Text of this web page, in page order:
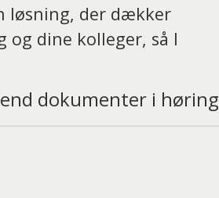
løsning, der dækker
dine kolleger, så I
dokumenter i høring